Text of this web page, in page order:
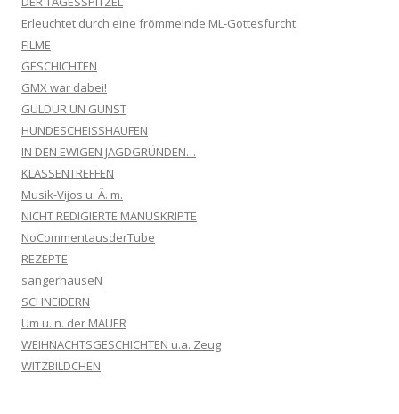
Erleuchtet durch eine frömmelnde ML-Gottesfurcht
FILME
GESCHICHTEN
GMX war dabei!
GULDUR UN GUNST
HUNDESCHEISSHAUFEN
IN DEN EWIGEN JAGDGRÜNDEN…
KLASSENTREFFEN
Musik-Vijos u. Ä. m.
NICHT REDIGIERTE MANUSKRIPTE
NoCommentausderTube
REZEPTE
sangerhauseN
SCHNEIDERN
Um u. n. der MAUER
WEIHNACHTSGESCHICHTEN u.a. Zeug
WITZBILDCHEN